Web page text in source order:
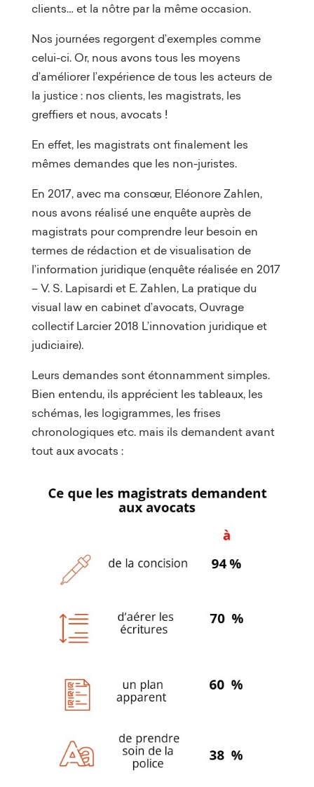
clients… et la nôtre par la même occasion.
Nos journées regorgent d’exemples comme
celui-ci. Or, nous avons tous les moyens
d’améliorer l’expérience de tous les acteurs de
la justice : nos clients, les magistrats, les
greffiers et nous, avocats !
En effet, les magistrats ont finalement les
mêmes demandes que les non-juristes.
En 2017, avec ma consœur, Eléonore Zahlen,
nous avons réalisé une enquête auprès de
magistrats pour comprendre leur besoin en
termes de rédaction et de visualisation de
l’information juridique (enquête réalisée en 2017
– V. S. Lapisardi et E. Zahlen, La pratique du
visual law en cabinet d’avocats, Ouvrage
collectif Larcier 2018 L’innovation juridique et
judiciaire).
Leurs demandes sont étonnamment simples.
Bien entendu, ils apprécient les tableaux, les
schémas, les logigrammes, les frises
chronologiques etc. mais ils demandent avant
tout aux avocats :